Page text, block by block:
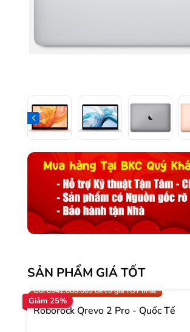
SẢN PHẨM GIÁ TỐT
Giảm 25%
Trợ giá 300.000đ
Gọi 0942.008.009 để có giá TỐT nhất
Roborock Qrevo 2 Pro - Quốc Tế